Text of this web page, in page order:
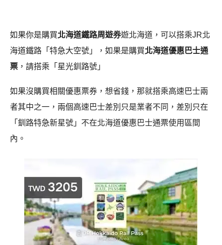
如果你是購買北海道鐵路周遊券遊北海道，可以搭乘JR北
海道鐵路「特急大空號」，如果是購買北海道優惠巴士通
票 ，請搭乘「星光釧路號」
如果沒購買相關優惠票券，想省錢，那就搭乘高速巴士兩
者其中之一，兩個高速巴士差別只是業者不同，差別只在
「釧路特急新星號」不在北海道優惠巴士通票使用區間
內。